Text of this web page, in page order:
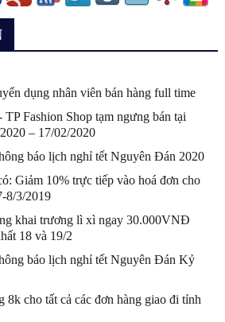
dụng nhân viên bán hàng full time
Fashion Shop tạm ngưng bán tại
– 17/02/2020
báo lịch nghỉ tết Nguyên Đán 2020
Giảm 10% trực tiếp vào hoá đơn cho
8/3/2019
khai trương lì xì ngay 30.000VNĐ
18 và 19/2
báo lịch nghỉ tết Nguyên Đán Kỷ
8k cho tất cả các đơn hàng giao đi tỉnh